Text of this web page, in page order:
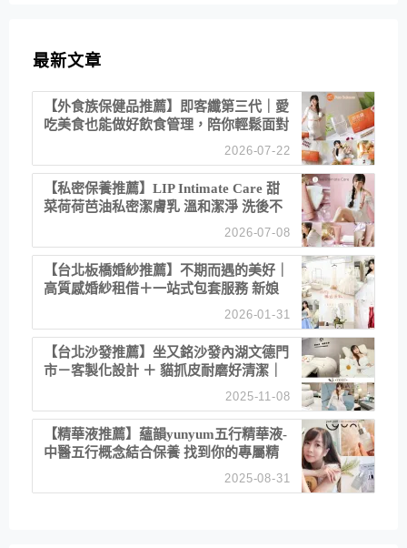
最新文章
【外食族保健品推薦】即客纖第三代｜愛
吃美食也能做好飲食管理，陪你輕鬆面對
2026-07-22
【私密保養推薦】LIP Intimate Care 甜
菜荷荷芭油私密潔膚乳 溫和潔淨 洗後不
2026-07-08
【台北板橋婚紗推薦】不期而遇的美好｜
高質感婚紗租借＋一站式包套服務 新娘
2026-01-31
【台北沙發推薦】坐又銘沙發內湖文德門
市－客製化設計 ＋ 貓抓皮耐磨好清潔｜
直營直銷、價格透明 高CP值打造夢想
2025-11-08
【精華液推薦】蘊韻yunyum五行精華液-
中醫五行概念結合保養 找到你的專屬精
華！ 水㊀土㊀就選「潤・賦精華」維持
2025-08-31